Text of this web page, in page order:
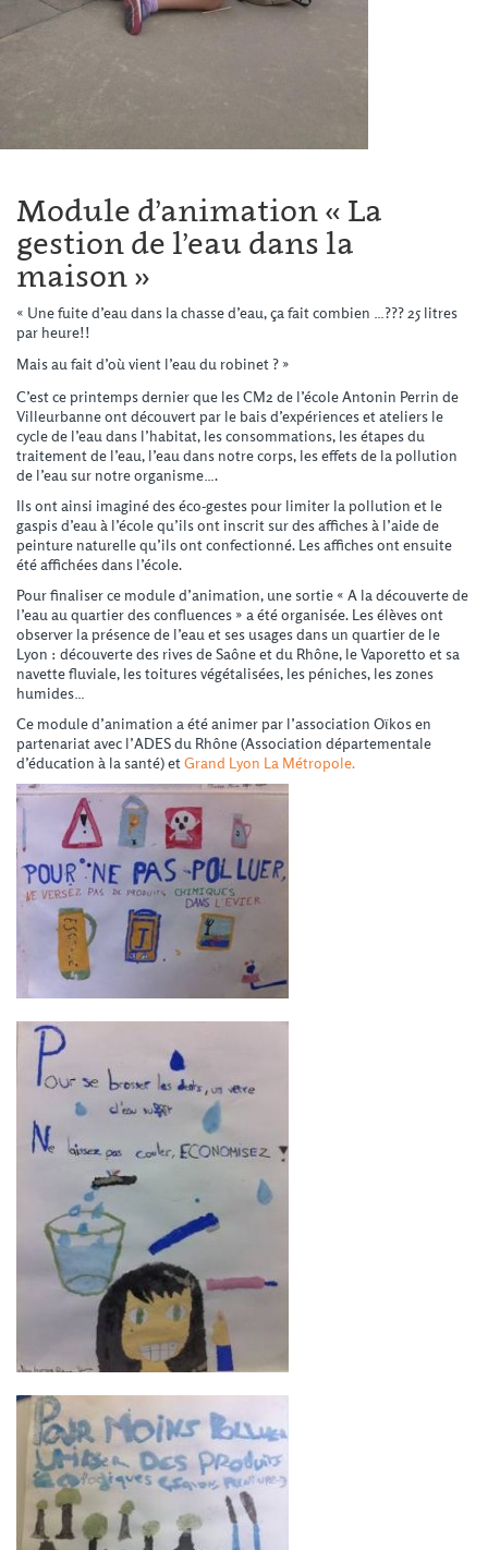
Module d’animation « La
gestion de l’eau dans la
maison »
« Une fuite d’eau dans la chasse d’eau, ça fait combien …??? 25 litres
par heure!!
Mais au fait d’où vient l’eau du robinet ? »
C’est ce printemps dernier que les CM2 de l’école Antonin Perrin de
Villeurbanne ont découvert par le bais d’expériences et ateliers le
cycle de l’eau dans l’habitat, les consommations, les étapes du
traitement de l’eau, l’eau dans notre corps, les effets de la pollution
de l’eau sur notre organisme….
Ils ont ainsi imaginé des éco-gestes pour limiter la pollution et le
gaspis d’eau à l’école qu’ils ont inscrit sur des affiches à l’aide de
peinture naturelle qu’ils ont confectionné. Les affiches ont ensuite
été affichées dans l’école.
Pour finaliser ce module d’animation, une sortie « A la découverte de
l’eau au quartier des confluences » a été organisée. Les élèves ont
observer la présence de l’eau et ses usages dans un quartier de le
Lyon : découverte des rives de Saône et du Rhône, le Vaporetto et sa
navette fluviale, les toitures végétalisées, les péniches, les zones
humides…
Ce module d’animation a été animer par l’association Oïkos en
partenariat avec l’ADES du Rhône (Association départementale
d’éducation à la santé) etGrand Lyon La Métropole.